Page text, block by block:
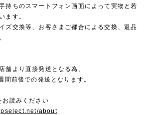
持ちのスマートフォン画面によって実物と若
ます。
ズ交換等、お客さまご都合による交換、返品
舗より直接発送となる為、
間前後での発送となります。
お読みください
about